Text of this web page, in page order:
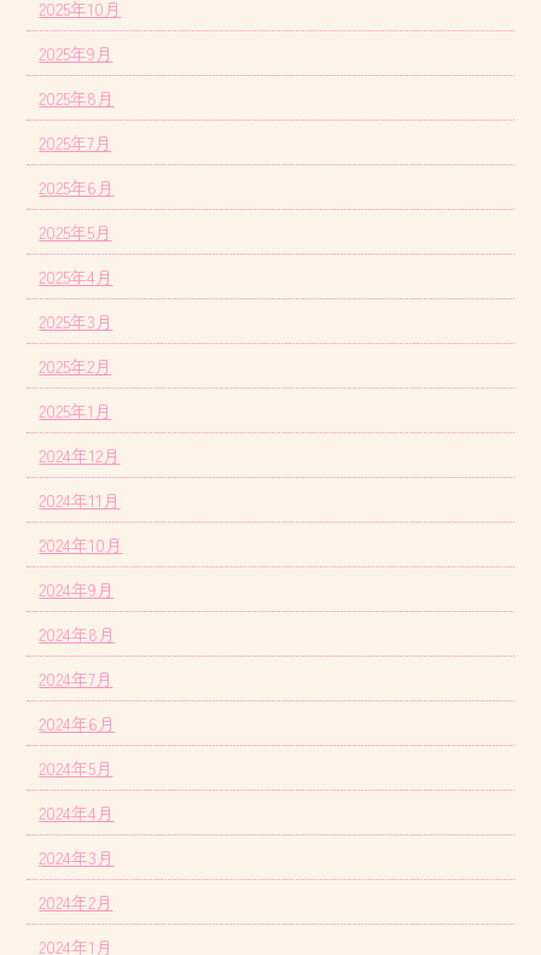
2025年10月
2025年9月
2025年8月
2025年7月
2025年6月
2025年5月
2025年4月
2025年3月
2025年2月
2025年1月
2024年12月
2024年11月
2024年10月
2024年9月
2024年8月
2024年7月
2024年6月
2024年5月
2024年4月
2024年3月
2024年2月
2024年1月